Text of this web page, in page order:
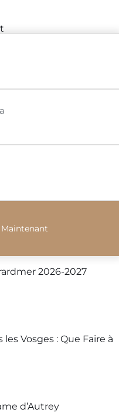
2026-2027
Vosges : Que Faire à
d’Autrey